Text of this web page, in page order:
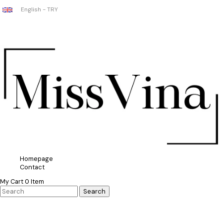
English - TRY
Homepage
Contact
My Cart0 Item